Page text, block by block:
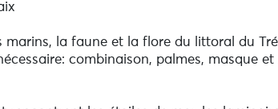
marins, la faune et la flore du littoral du
combinaison, palmes, masque